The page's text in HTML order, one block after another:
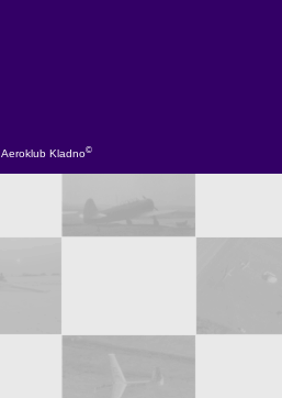
Aeroklub Kladno©